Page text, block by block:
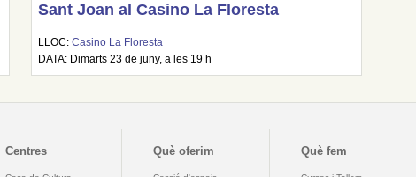
Sant Joan al Casino La Floresta
LLOC:Casino La Floresta
DATA: Dimarts 23 de juny, a les 19 h
Centres Què oferim Què fem